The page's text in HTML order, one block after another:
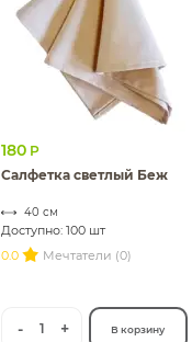
180 Р
Салфетка светлый Беж
40 см
Доступно: 100 шт
0.0
Мечтатели (0)
- 1 + В корзину